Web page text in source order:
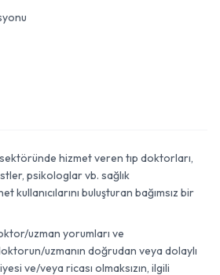
hizmet veren tıp doktorları,
psikologlar vb. sağlık
buluşturan bağımsız bir
uzman yorumları ve
uzmanın doğrudan veya dolaylı
ve/veya ricası olmaksızın, ilgili